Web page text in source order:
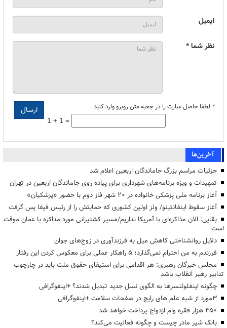
ایمیل
نظر شما *
* لطفا حاصل عبارت را در جعبه متن روبرو وارد کنید
1 + 1 =
آخرین‌ها
جزئیات مراسم بزرگ جاماندگان اربعین اعلام شد
تمهیدات و ویژه برنامه‌های شهرداری برای پیاده روی جاماندگان اربعین در تهران
آغاز برنامه ملی پزشکی خانواده در ۲۰ شهر فاز دوم با حضور «پزشکیان»
آغاز سقوط اینفانتینو/ ولز اولین کشوری که حمایتش را از رئیس فیفا پس گرفت
بقایی: الان مذاکره‌ای با آمریکا نداریم/مسیر کشتیرانی مورد مذاکره با عمان موقت
است
دلایل روانشناختی کاهش میل به فرزندآوری در زوج‌های جوان
فرزندم به من احترام نمی‌گذارد؛ ۵ راهکار عملی برای معکوس کردن این رفتار
مجلس خبرگان رهبری: هر اقدامی برای استیفای حقوق ملت باید در چارچوب
تدابیر رهبر انقلاب باشد
چگونه اینفلوئنسرها به الگوی نسل جدید تبدیل شدند؟ +اینفوگرافی
3مورد از شبه علم های رایج در صفحات سلامت +اینفوگرافی
۴۵۰ هزار فقره وام ازدواج پرداخت خواهد شد
بانک شیر مادر چیست و چگونه فعالیت می‌کند؟